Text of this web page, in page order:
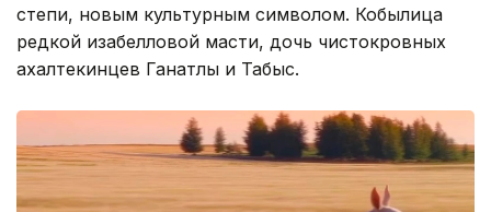
степи, новым культурным символом. Кобылица
редкой изабелловой масти, дочь чистокровных
ахалтекинцев Ганатлы и Табыс.